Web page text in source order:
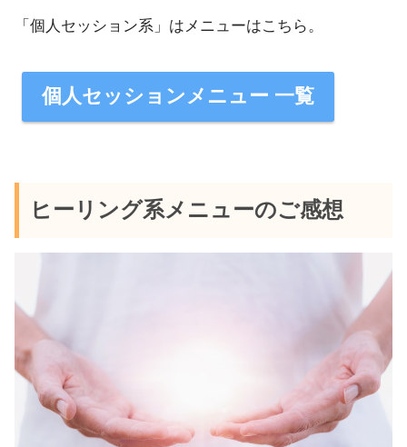
「個人セッション系」はメニューはこちら。
個人セッションメニュー 一覧
ヒーリング系メニューのご感想